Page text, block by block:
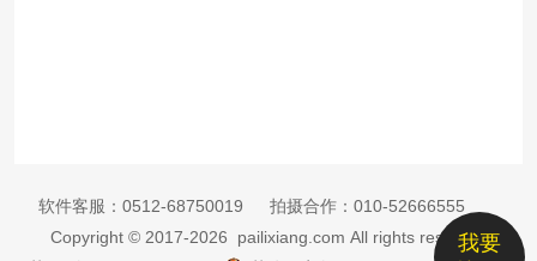
我要
软件客服： 0512-68750019 拍摄合作： 010-52666555
Copyright © 2017-2026 pailixiang.com All rights reserved